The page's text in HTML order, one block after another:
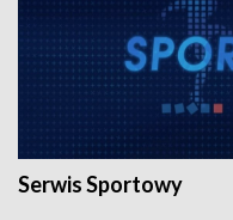
Serwis Sportowy